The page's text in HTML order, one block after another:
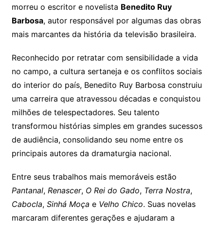
morreu o escritor e novelista Benedito Ruy
Barbosa, autor responsável por algumas das obras
mais marcantes da história da televisão brasileira.
Reconhecido por retratar com sensibilidade a vida
no campo, a cultura sertaneja e os conflitos sociais
do interior do país, Benedito Ruy Barbosa construiu
uma carreira que atravessou décadas e conquistou
milhões de telespectadores. Seu talento
transformou histórias simples em grandes sucessos
de audiência, consolidando seu nome entre os
principais autores da dramaturgia nacional.
Entre seus trabalhos mais memoráveis estão
Pantanal, Renascer, O Rei do Gado, Terra Nostra,
Cabocla, Sinhá Moça e Velho Chico. Suas novelas
marcaram diferentes gerações e ajudaram a